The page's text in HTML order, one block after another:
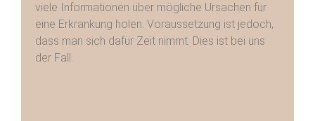
viele Informationen über mögliche Ursachen für
eine Erkrankung holen. Voraussetzung ist jedoch,
dass man sich dafür Zeit nimmt. Dies ist bei uns
der Fall.